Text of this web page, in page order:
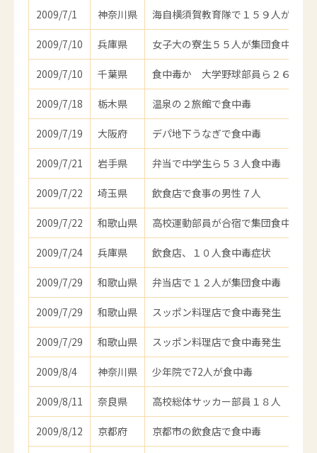
2009/7/1 神奈川県 海自横須賀教育隊で１５９人が胃腸
2009/7/10 兵庫県 女子大の寮生５５人が集団食中毒
2009/7/10 千葉県 食中毒か 大学野球部員ら２６人搬
2009/7/18 栃木県 温泉の２旅館で食中毒
2009/7/19 大阪府 デパ地下うなぎで食中毒
2009/7/21 岩手県 弁当で中学生ら５３人食中毒
2009/7/22 埼玉県 飲食店で食事の男性７人
2009/7/22 和歌山県 高校運動部員が合宿で集団食中毒
2009/7/24 兵庫県 飲食店、１０人食中毒症状
2009/7/29 和歌山県 弁当店で１２人が集団食中毒
2009/7/29 和歌山県 スッポン料理店で食中毒発生
2009/7/29 和歌山県 スッポン料理店で食中毒発生
2009/8/4 神奈川県 少年院で72人が食中毒
2009/8/11 奈良県 高校総体サッカー部員１８人 食中
2009/8/12 京都府 京都市の飲食店で食中毒